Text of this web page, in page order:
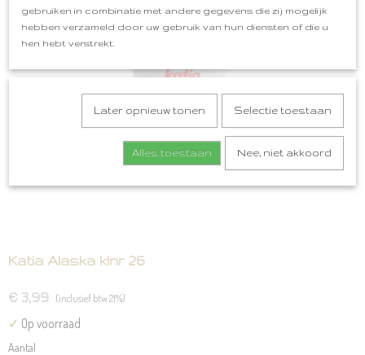
Katia Alaska klnr 26
€ 3,99 (inclusief btw 21%)
✓ Op voorraad
Aantal
gebruiken in combinatie met andere gegevens die zij mogelijk
hebben verzameld door uw gebruik van hun diensten of die u
hen hebt verstrekt.
Later opnieuw tonen Selectie toestaan
Alles toestaan Nee, niet akkoord